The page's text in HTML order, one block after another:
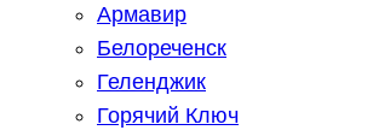
Армавир
Белореченск
Геленджик
Горячий Ключ